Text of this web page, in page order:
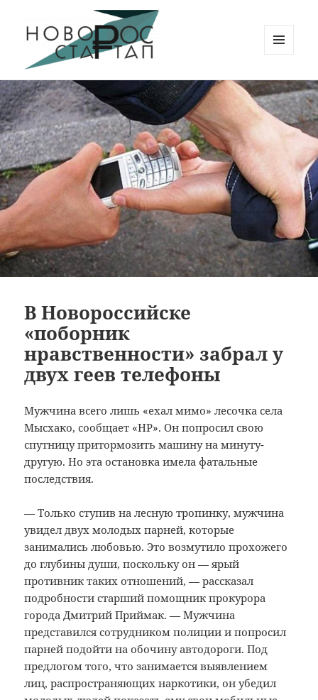
Новорос Стартап
ВИДЖЕТЫ
В Новороссийске
«поборник
нравственности» забрал у
двух геев телефоны
Мужчина всего лишь «ехал мимо» лесочка села
Мысхако, сообщает «НР».Он попросил свою
спутницу притормозить машину на минуту-
другую. Но эта остановка имела фатальные
последствия.
— Только ступив на лесную тропинку, мужчина
увидел двух молодых парней, которые
занимались любовью. Это возмутило прохожего
до глубины души, поскольку он — ярый
противник таких отношений, — рассказал
подробности старший помощник прокурора
города Дмитрий Приймак. — Мужчина
представился сотрудником полиции и попросил
парней подойти на обочину автодороги. Под
предлогом того, что занимается выявлением
лиц, распространяющих наркотики, он убедил